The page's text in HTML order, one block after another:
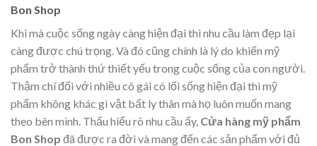
Bon Shop
Khi mà cuộc sống ngày càng hiện đại thì nhu cầu làm đẹp lại
càng được chú trọng. Và đó cũng chính là lý do khiến mỹ
phẩm trở thành thứ thiết yếu trong cuộc sống của con người.
Thậm chí đối với nhiều cô gái có lối sống hiện đại thì mỹ
phẩm không khác gì vật bất ly thân mà họ luôn muốn mang
theo bên mình. Thấu hiểu rõ nhu cầu ấy, Cửa hàng mỹ phẩm
Bon Shop đã được ra đời và mang đến các sản phẩm với đủ